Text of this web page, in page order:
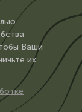
Ваши
их